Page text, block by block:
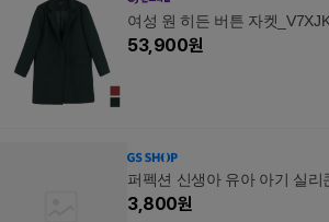
여성 원 히든 버튼 자켓
53,900원
퍼펙션 신생아 유아 아기 실리
3,800원